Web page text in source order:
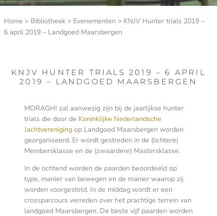
Home > Bibliotheek> Evenementen > KNJV Hunter trials 2019 –
6 april 2019 – Landgoed Maarsbergen
KNJV HUNTER TRIALS 2019 – 6 APRIL
2019 – LANDGOED MAARSBERGEN
MORAGHI zal aanwezig zijn bij de jaarlijkse hunter
trials die door de Koninklijke Nederlandsche
Jachtvereniging op Landgoed Maarsbergen worden
georganiseerd. Er wordt gestreden in de (lichtere)
Membersklasse en de (zwaardere) Mastersklasse.
In de ochtend worden de paarden beoordeeld op
type, manier van bewegen en de manier waarop zij
worden voorgesteld. In de middag wordt er een
crossparcours verreden over het prachtige terrein van
landgoed Maarsbergen. De beste vijf paarden worden